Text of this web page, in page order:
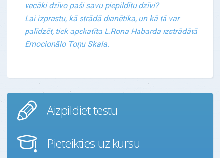
vecāki dzīvo paši savu piepildītu dzīvi?
Lai izprastu, kā strādā dianētika, un kā tā var
palīdzēt, tiek apskatīta L.Rona Habarda izstrādātā
Emocionālo Toņu Skala.
Aizpildiet testu
Pieteikties uz kursu